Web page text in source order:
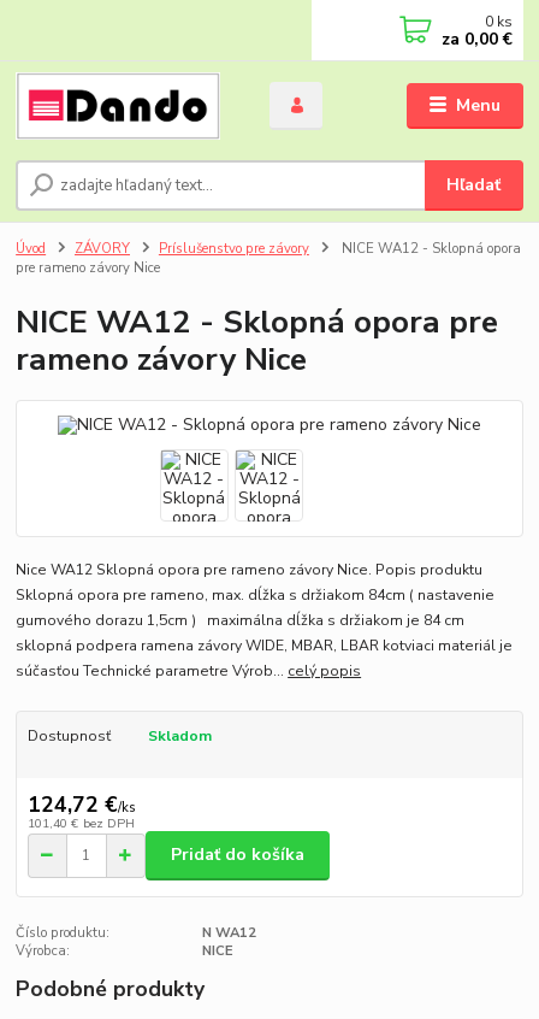
Menu
Hľadať
0 ks
za 0,00 €
Úvod ZÁVORY Príslušenstvo pre závory
NICE WA12 - Sklopná opora
pre rameno závory Nice
NICE WA12 - Sklopná opora pre
rameno závory Nice
Nice WA12 Sklopná opora pre rameno závory Nice. Popis produktu
Sklopná opora pre rameno, max. dĺžka s držiakom 84cm ( nastavenie
gumového dorazu 1,5cm ) maximálna dĺžka s držiakom je 84 cm
sklopná podpera ramena závory WIDE, MBAR, LBAR kotviaci materiál je
súčasťou Technické parametre Výrob... celý popis
Dostupnosť Skladom
124,72 €/ks
101,40 € bez DPH
Pridať do košíka
Číslo produktu:
N WA12
Výrobca:
NICE
Podobné produkty